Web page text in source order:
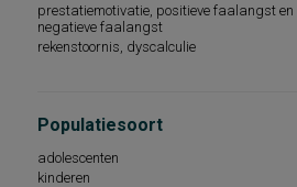
prestatiemotivatie, positieve faalangst en
negatieve faalangst
rekenstoornis, dyscalculie
Populatiesoort
adolescenten
kinderen